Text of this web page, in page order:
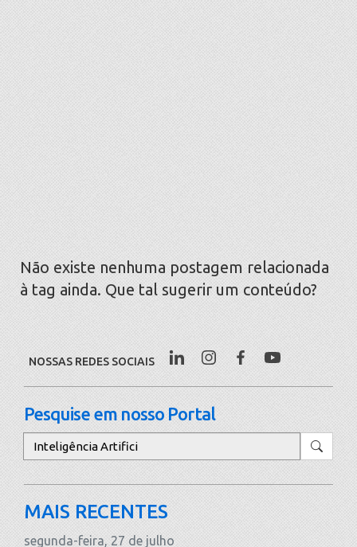
Não existe nenhuma postagem relacionada
à tag ainda. Que tal sugerir um conteúdo?
NOSSAS REDES SOCIAIS
Pesquise em nosso Portal
Pesquisar
MAIS RECENTES
segunda-feira, 27 de julho